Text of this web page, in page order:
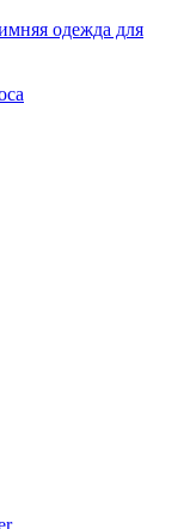
одежда для